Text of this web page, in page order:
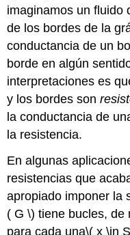
imaginamos un fluido
de los bordes de la
conductancia de un
borde en algún
interpretaciones es
y los bordes son
la conductancia de
la resistencia.
En algunas
resistencias que
apropiado imponer la
( G \) tiene bucles, de
para cada una\( x \in